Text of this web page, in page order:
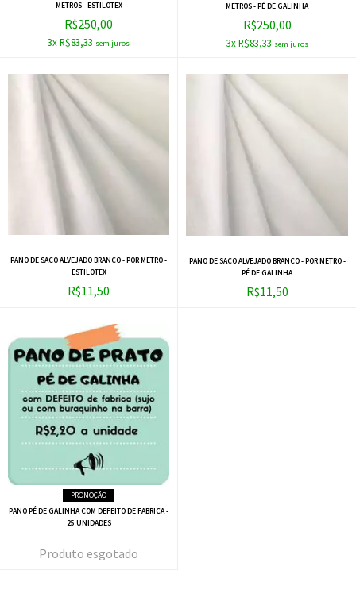
METROS - ESTILOTEX
R$250,00
3x R$83,33
METROS - PÉ DE GALINHA
R$250,00
3x R$83,33
PANO DE SACO ALVEJADO BRANCO - POR METRO -
ESTILOTEX
R$11,50
PANO DE SACO ALVEJADO BRANCO - POR METRO -
PÉ DE GALINHA
R$11,50
PROMOÇÃO
PANO PÉ DE GALINHA COM DEFEITO DE FABRICA -
25 UNIDADES
esgotado